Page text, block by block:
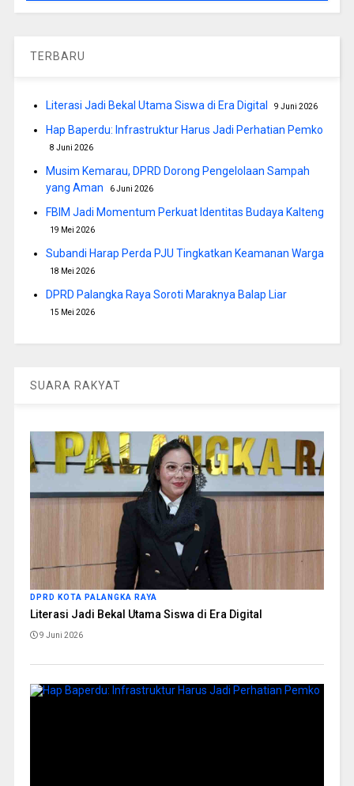
TERBARU
Literasi Jadi Bekal Utama Siswa di Era Digital 9 Juni 2026
Hap Baperdu: Infrastruktur Harus Jadi Perhatian Pemko
8 Juni 2026
Musim Kemarau, DPRD Dorong Pengelolaan Sampah
yang Aman
6 Juni 2026
FBIM Jadi Momentum Perkuat Identitas Budaya Kalteng
19 Mei 2026
Subandi Harap Perda PJU Tingkatkan Keamanan Warga
18 Mei 2026
DPRD Palangka Raya Soroti Maraknya Balap Liar
15 Mei 2026
SUARA RAKYAT
DPRD KOTA PALANGKA RAYA
Literasi Jadi Bekal Utama Siswa di Era Digital
9 Juni 2026